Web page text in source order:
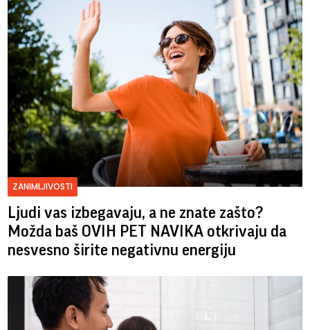
ZANIMLJIVOSTI
Ljudi vas izbegavaju, a ne znate zašto?
Možda baš OVIH PET NAVIKA otkrivaju da
nesvesno širite negativnu energiju